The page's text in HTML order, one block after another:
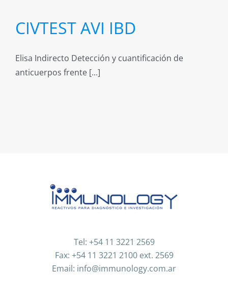
CIVTEST AVI IBD
Elisa Indirecto Detección y cuantificación de
anticuerpos frente [...]
Tel: +54 11 3221 2569
Fax: +54 11 3221 2100 ext. 2569
Email: info@immunology.com.ar